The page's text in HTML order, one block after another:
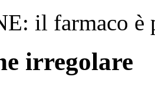
il farmaco è
irregolare